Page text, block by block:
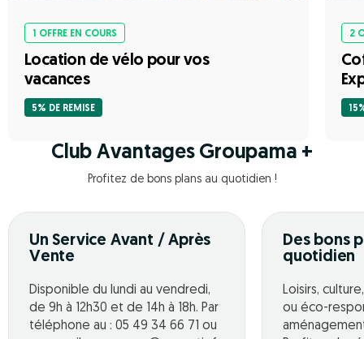
1 OFFRE EN COURS
Location de vélo pour vos
vacances
5% DE REMISE
2
Club Avantages Groupama +
Profitez de bons plans au quotidien !
Un Service Avant / Après
Vente
Disponible du lundi au vendredi,
de 9h à 12h30 et de 14h à 18h. Par
téléphone au : 05 49 34 66 71 ou
Des bons
quotidien
Loisirs,
ou éco-